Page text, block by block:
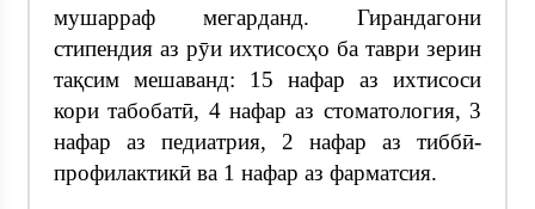
мушарраф мегарданд. Гирандагони
стипендия аз рӯи ихтисосҳо ба таври зерин
тақсим мешаванд: 15 нафар аз ихтисоси
кори табобатӣ, 4 нафар аз стоматология, 3
нафар аз педиатрия, 2 нафар аз тиббӣ-
профилактикӣ ва 1 нафар аз фарматсия.